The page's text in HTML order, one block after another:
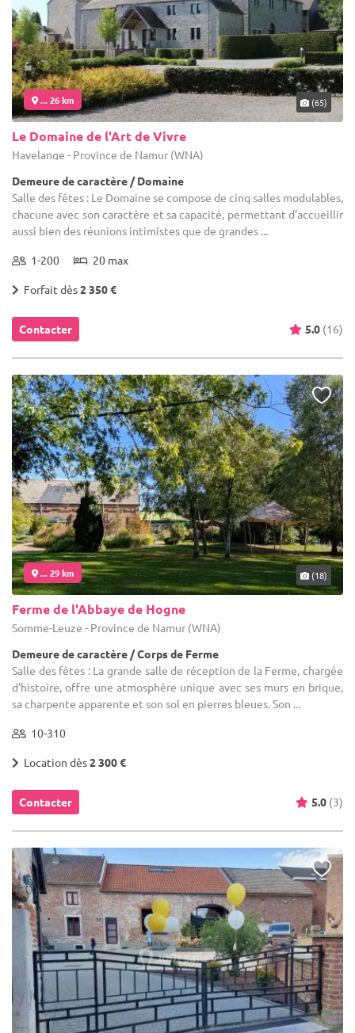
... 26 km (65)
Le Domaine de l'Art de Vivre
Havelange - Province de Namur (WNA)
Demeure de caractère / Domaine
Salle des fêtes : Le Domaine se compose de cinq salles modulables,
chacune avec son caractère et sa capacité, permettant d’accueillir
aussi bien des réunions intimistes que de grandes ...
1-200 20 max
Forfait dès2 350 €
Contacter 5.0 (16)
... 29 km (18)
Ferme de l'Abbaye de Hogne
Somme-Leuze - Province de Namur (WNA)
Demeure de caractère / Corps de Ferme
Salle des fêtes : La grande salle de réception de la Ferme, chargée
d'histoire, offre une atmosphère unique avec ses murs en brique,
sa charpente apparente et son sol en pierres bleues. Son ...
10-310
Location dès2 300 €
Contacter 5.0 (3)